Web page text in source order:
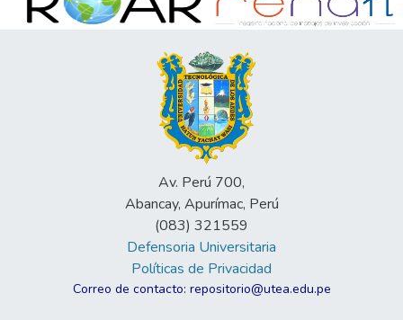
Av. Perú 700,
Abancay, Apurímac, Perú
(083) 321559
Defensoria Universitaria
Políticas de Privacidad
Correo de contacto: repositorio@utea.edu.pe